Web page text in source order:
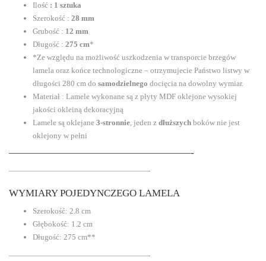
Ilość : 1 sztuka
Szerokość : 28 mm
Grubość : 12 mm
Długość : 275 cm*
*Ze względu na możliwość uszkodzenia w transporcie brzegów
lamela oraz końce technologiczne – otrzymujecie Państwo listwy w
długości 280 cm do samodzielnego docięcia na dowolny wymiar.
Materiał : Lamele wykonane są z płyty MDF oklejone wysokiej
jakości okleiną dekoracyjną
Lamele są oklejane 3-stronnie, jeden z dłuższych boków nie jest
oklejony w pełni
——————————————————-
——————————————————-
WYMIARY POJEDYNCZEGO LAMELA
Szerokość: 2.8 cm
Głębokość: 1.2 cm
Długość: 275 cm**
——————————————————-